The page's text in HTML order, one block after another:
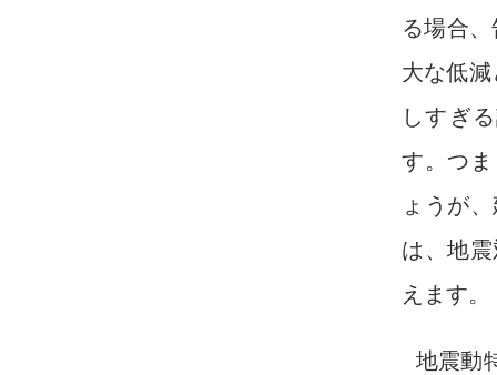
る場合
大な低
しすぎ
す。つ
ょうが
は、地
えます。
地震動